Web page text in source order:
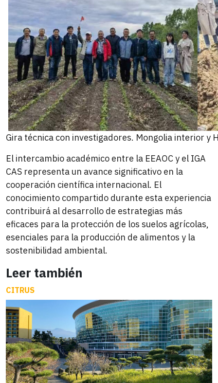
Gira técnica con investigadores. Mongolia interior y
El intercambio académico entre la EEAOC y el IGA
CAS representa un avance significativo en la
cooperación científica internacional. El
conocimiento compartido durante esta experiencia
contribuirá al desarrollo de estrategias más
eficaces para la protección de los suelos agrícolas,
esenciales para la producción de alimentos y la
sostenibilidad ambiental.
Leer también
CITRUS